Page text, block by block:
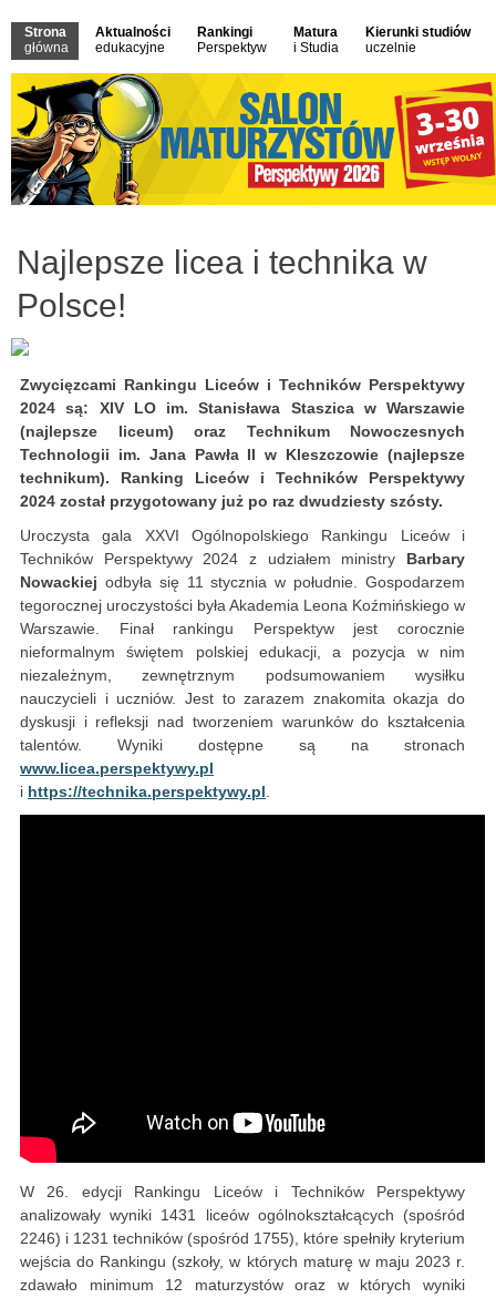
Strona
główna
Aktualności
edukacyjne
Rankingi
Perspektyw
Matura
i Studia
Kierunki studiów
uczelnie
Najlepsze licea i technika w
Polsce!
Zwycięzcami Rankingu Liceów i Techników Perspektywy
2024 są: XIV LO im. Stanisława Staszica w Warszawie
(najlepsze liceum) oraz Technikum Nowoczesnych
Technologii im. Jana Pawła II w Kleszczowie (najlepsze
technikum). Ranking Liceów i Techników Perspektywy
2024 został przygotowany już po raz dwudziesty szósty.
Uroczysta gala XXVI Ogólnopolskiego Rankingu Liceów i
Techników Perspektywy 2024 z udziałem ministry Barbary
Nowackiej odbyła się 11 stycznia w południe. Gospodarzem
tegorocznej uroczystości była Akademia Leona Koźmińskiego w
Warszawie. Finał rankingu Perspektyw jest corocznie
nieformalnym świętem polskiej edukacji, a pozycja w nim
niezależnym, zewnętrznym podsumowaniem wysiłku
nauczycieli i uczniów. Jest to zarazem znakomita okazja do
dyskusji i refleksji nad tworzeniem warunków do kształcenia
talentów. Wyniki dostępne są na stronach
www.licea.perspektywy.pl
i https://technika.perspektywy.pl.
W 26. edycji Rankingu Liceów i Techników Perspektywy
analizowały wyniki 1431 liceów ogólnokształcących (spośród
2246) i 1231 techników (spośród 1755), które spełniły kryterium
wejścia do Rankingu (szkoły, w których maturę w maju 2023 r.
zdawało minimum 12 maturzystów oraz w których wyniki